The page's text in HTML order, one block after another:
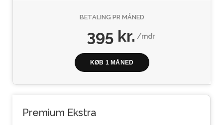
BETALING PR MÅNED
395 kr./mdr
KØB 1 MÅNED
Premium Ekstra